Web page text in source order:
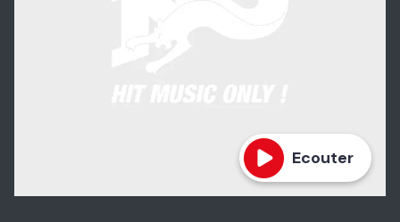
Ecouter